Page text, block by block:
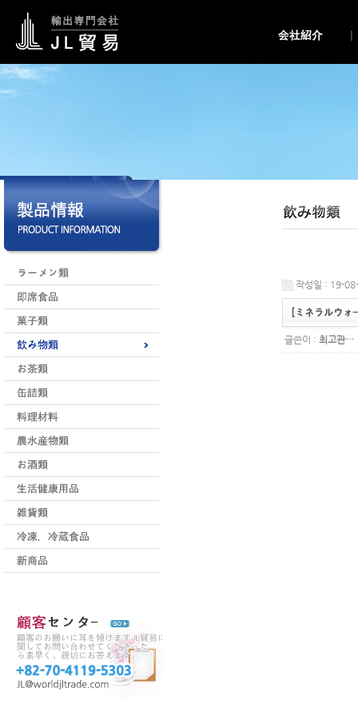
작성일 : 19-
[ミネラルウ
글쓴이 : 최고관…